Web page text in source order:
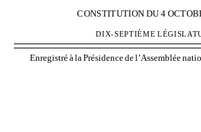
CONSTITUTION DU 4
DIX-SEPTIÈME
EnregistréàlaPrésidencedel’Assemblée